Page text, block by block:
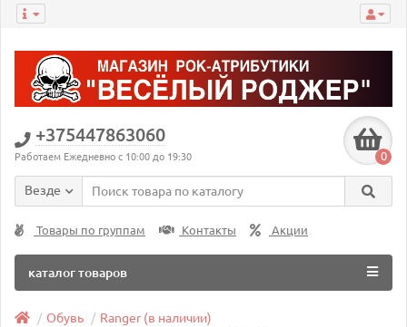
+375447863060
Работаем Ежедневно с 10:00 до 19:30 0
Везде
Товары по группам Контакты Акции
каталог товаров
Обувь
Ranger (в наличии)